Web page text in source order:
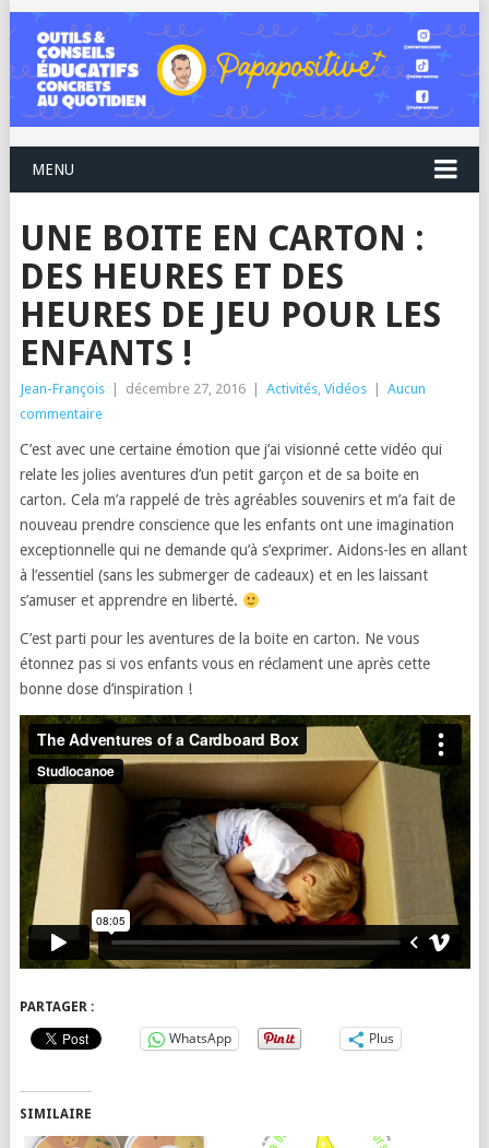
MENU
UNE BOITE EN CARTON :
DES HEURES ET DES
HEURES DE JEU POUR LES
ENFANTS !
Jean-François décembre 27, 2016 Activités, Vidéos
Aucun
commentaire
C’est avec une certaine émotion que j’ai visionné cette vidéo qui
relate les jolies aventures d’un petit garçon et de sa boite en
carton. Cela m’a rappelé de très agréables souvenirs et m’a fait de
nouveau prendre conscience que les enfants ont une imagination
exceptionnelle qui ne demande qu’à s’exprimer. Aidons-les en allant
à l’essentiel (sans les submerger de cadeaux) et en les laissant
s’amuser et apprendre en liberté.
C’est parti pour les aventures de la boite en carton. Ne vous
étonnez pas si vos enfants vous en réclament une après cette
bonne dose d’inspiration !
PARTAGER :
WhatsApp Plus
SIMILAIRE